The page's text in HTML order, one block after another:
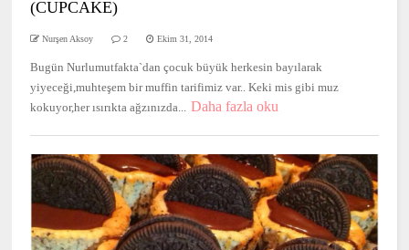
(CUPCAKE)
Nurşen Aksoy 2 Ekim 31, 2014
Bugün Nurlumutfakta`dan çocuk büyük herkesin bayılarak
yiyeceği,muhteşem bir muffin tarifimiz var.. Keki mis gibi muz
kokuyor,her ısırıkta ağzınızda... Daha fazla oku